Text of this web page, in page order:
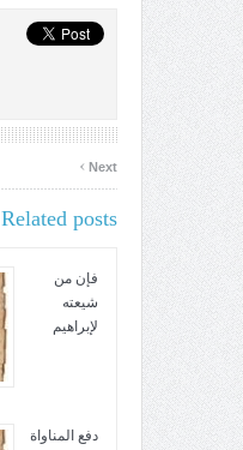
Next
›
Related posts
فإن من
شيعته
لإبراهيم
دفع المناواة